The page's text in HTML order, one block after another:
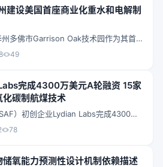
建设美国首座商业化重水和电解制
多佛市Garrison Oak技术园作为其首座
厂址，预计第四季度中期完成收购。该
产能力空白，同时生产高纯度电解氢，
49
完成4300万美元A轮融资 15家
碳制航煤技术
）初创企业Lydian Labs完成4300万
Energy Ventures领投，资金来自
员航司。公司采用电催化CO2制CO+费
78
氧能力预测性设计机制依赖描述